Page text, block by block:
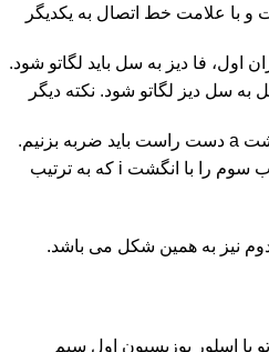
با علامت خط اتصال به یکدیگر
فا دیز به سل باید لگاتو شود.
سل دیز لگاتو شود. نکته دیگر
این است که ضرب اول را با انگشت a دست راست باید ضربه بزنیم.
ضرب دوم را با انگشت m و ضرب سوم را با انگشت i که به ترتیب
دوم نیز به همین شکل می باشد.